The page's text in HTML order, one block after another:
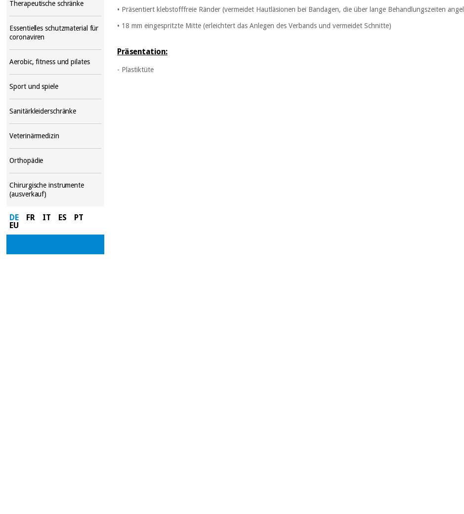
Therapeutische schränke
Essentielles schutzmaterial für
coronaviren
Aerobic, fitness und pilates
Sport und spiele
Sanitärkleiderschränke
Veterinärmedizin
Orthopädie
Chirurgische instrumente
(ausverkauf)
DE FR IT ES
PT
EU
• Präsentiert klebstofffreie Ränder (vermeidet Hautläsionen bei Bandagen, die über lange Behandlungszeiten
• 18 mm eingespritzte Mitte (erleichtert das Anlegen des Verbands und vermeidet Schnitte)
Präsentation:
- Plastiktüte